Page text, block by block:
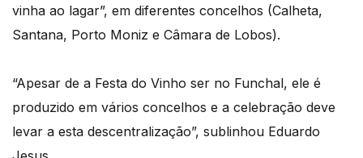
vinha ao lagar”, em diferentes concelhos (Calheta,
Santana, Porto Moniz e Câmara de Lobos).
“Apesar de a Festa do Vinho ser no Funchal, ele é
produzido em vários concelhos e a celebração deve
levar a esta descentralização”, sublinhou Eduardo